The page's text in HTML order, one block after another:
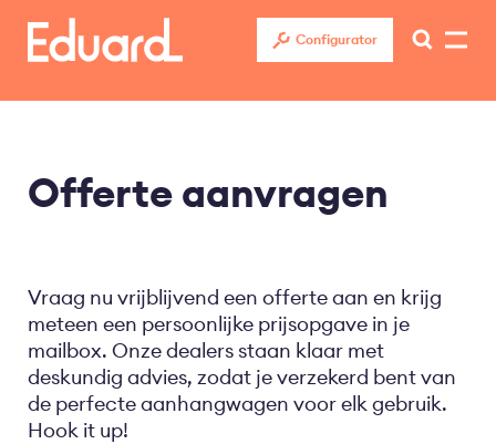
Overslaan
naar
Configurator
Offerte aanvragen
Vraag nu vrijblijvend een offerte aan en krijg
meteen een persoonlijke prijsopgave in je
mailbox. Onze dealers staan klaar met
deskundig advies, zodat je verzekerd bent van
de perfecte aanhangwagen voor elk gebruik.
Hook it up!